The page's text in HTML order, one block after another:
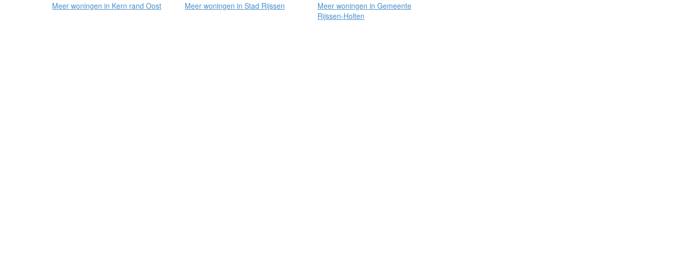
Meer woningen in Kern rand Oost Meer woningen in Stad Rijssen
Meer woningen in Gemeente
Rijssen-Holten